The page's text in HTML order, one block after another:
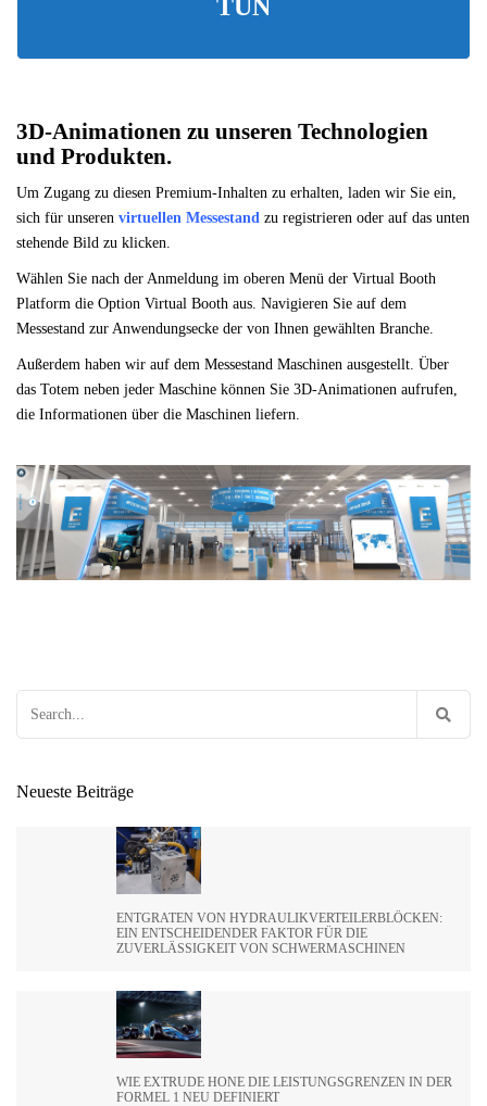
TUN
3D-Animationen zu unseren Technologien
und Produkten.
Um Zugang zu diesen Premium-Inhalten zu erhalten, laden wir Sie ein,
sich für unseren virtuellen Messestand zu registrieren oder auf das unten
stehende Bild zu klicken.
Wählen Sie nach der Anmeldung im oberen Menü der Virtual Booth
Platform die Option Virtual Booth aus. Navigieren Sie auf dem
Messestand zur Anwendungsecke der von Ihnen gewählten Branche.
Außerdem haben wir auf dem Messestand Maschinen ausgestellt. Über
das Totem neben jeder Maschine können Sie 3D-Animationen aufrufen,
die Informationen über die Maschinen liefern.
Neueste Beiträge
ENTGRATEN VON HYDRAULIKVERTEILERBLÖCKEN:
EIN ENTSCHEIDENDER FAKTOR FÜR DIE
ZUVERLÄSSIGKEIT VON SCHWERMASCHINEN
WIE EXTRUDE HONE DIE LEISTUNGSGRENZEN IN DER
FORMEL 1 NEU DEFINIERT